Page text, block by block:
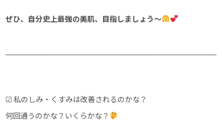
ぜひ、自分史上最強の美肌、目指しましょう〜
☑︎ 私のしみ・くすみは改善されるのかな？
何回通うのかな？いくらかな？